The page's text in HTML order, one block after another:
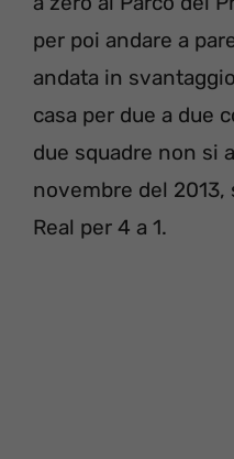
per poi andare a
andata in
casa per due a due
due squadre non si
novembre del
Real per 4 a 1.